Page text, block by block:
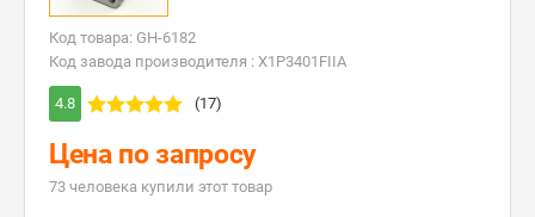
Код товара: GH-6182
Код завода производителя : X1P3401FIIA
4.8 (17)
Цена по запросу
73 человекa купили этот товар